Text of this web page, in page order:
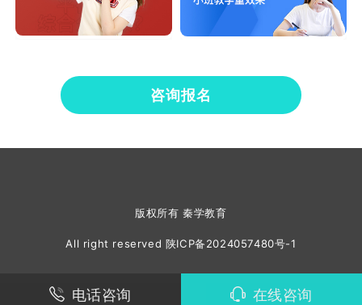
咨询报名
版权所有 秦学教育
All right reserved 陕ICP备2024057480号-1
电话咨询 在线咨询